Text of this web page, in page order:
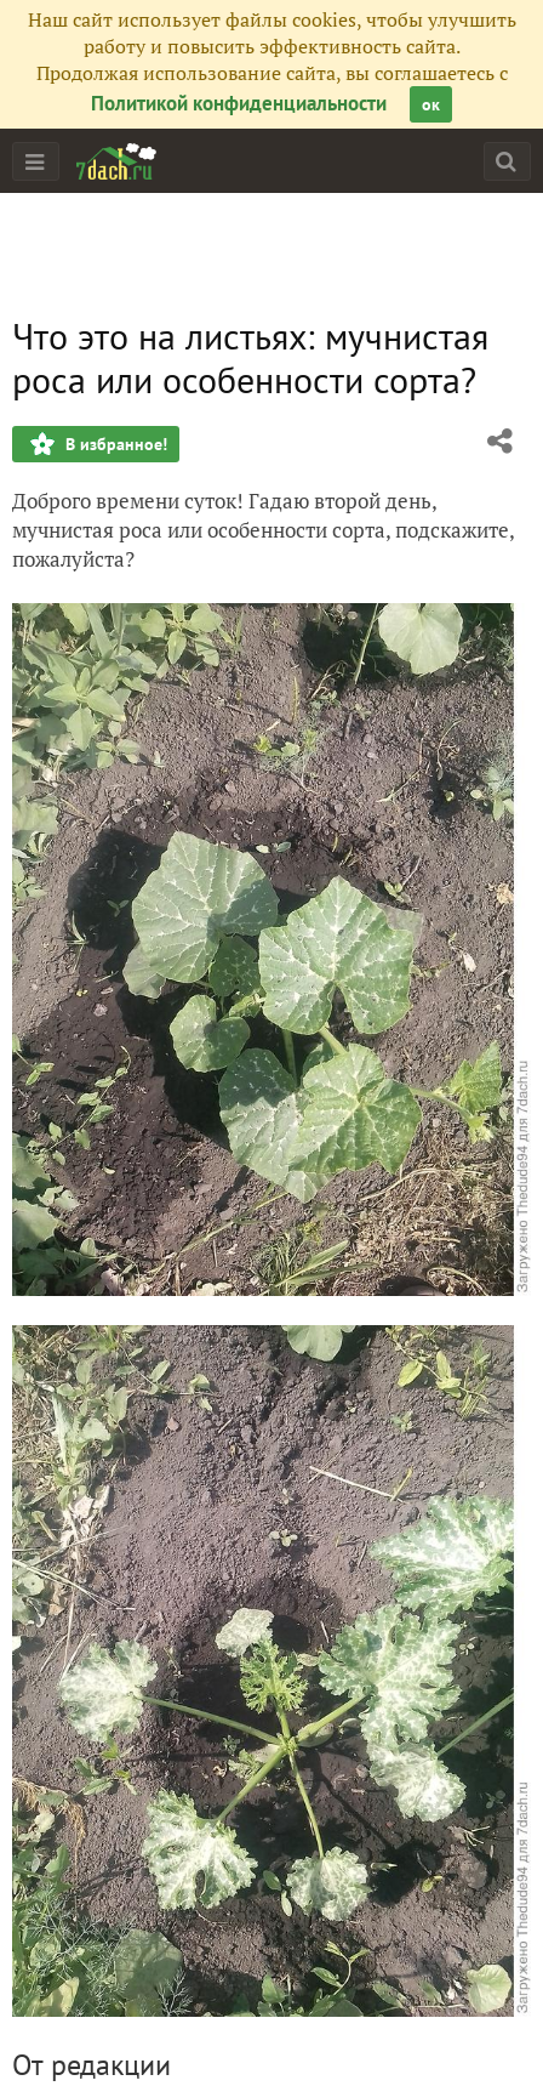
Наш сайт использует файлы cookies, чтобы улучшить
работу и повысить эффективность сайта.
Продолжая использование сайта, вы соглашаетесь с
Политикой конфиденциальности
ок
Что это на листьях: мучнистая
роса или особенности сорта?
В избранное!
Доброго времени суток! Гадаю второй день,
мучнистая роса или особенности сорта, подскажите,
пожалуйста?
От редакции